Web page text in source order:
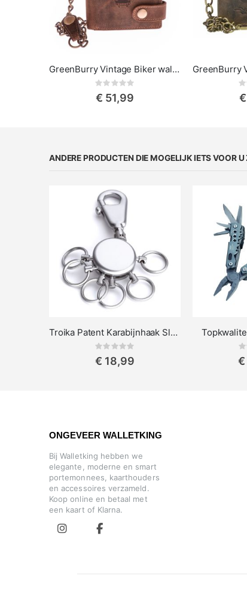
GreenBurry Vintage Biker wallet - Schedel
Rating:
€ 51,99
ANDERE PRODUCTEN DIE MOGELIJK IETS VOOR
Troika Patent Karabijnhaak Sleutelhanger met Afneembare Ringen
Rating:
€ 18,99 €
ONGEVEER WALLETKING
Bij Walletking hebben we
elegante, moderne en smart
portemonnees, kaarthouders
en accessoires verzameld.
Koop online en betaal met
een kaart of Klarna.